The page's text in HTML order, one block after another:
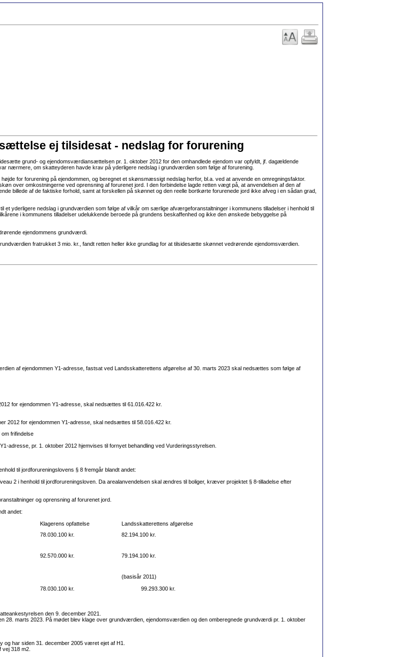
ej tilsidesat - nedslag for forurening
grund- og ejendomsværdiansættelsen pr. 1. oktober 2012 for den omhandlede ejendom var opfyldt, jf. dagældende
nærmere, om skatteyderen havde krav på yderligere nedslag i grundværdien som følge af forurening.
for forurening på ejendommen, og beregnet et skønsmæssigt nedslag herfor, bl.a. ved at anvende en omregningsfaktor.
over omkostningerne ved oprensning af forurenet jord. I den forbindelse lagde retten vægt på, at anvendelsen af den af
billede af de faktiske forhold, samt at forskellen på skønnet og den reelle bortkørte forurenede jord ikke afveg i en sådan grad,
yderligere nedslag i grundværdien som følge af vilkår om særlige afværgeforanstaltninger i kommunens tilladelser i henhold til
i kommunens tilladelser udelukkende beroede på grundens beskaffenhed og ikke den ønskede bebyggelse på
ejendommens grundværdi.
fratrukket 3 mio. kr., fandt retten heller ikke grundlag for at tilsidesætte skønnet vedrørende ejendomsværdien.
af ejendommen Y1-adresse, fastsat ved Landsskatterettens afgørelse af 30. marts 2023 skal nedsættes som følge af
for ejendommen Y1-adresse, skal nedsættes til 61.016.422 kr.
2012 for ejendommen Y1-adresse, skal nedsættes til 58.016.422 kr.
om frifindelse
pr. 1. oktober 2012 hjemvises til fornyet behandling ved Vurderingsstyrelsen.
til jordforureningslovens § 8 fremgår blandt andet:
2 i henhold til jordforureningsloven. Da arealanvendelsen skal ændres til boliger, kræver projektet § 8-tilladelse efter
og oprensning af forurenet jord.
andet:
Klagerens opfattelse
Landsskatterettens afgørelse
78.030.100 kr. 82.194.100 kr.
92.570.000 kr. 79.194.100 kr.
(basisår 2011)
78.030.100 kr. 99.293.300 kr.
den 9. december 2021.
marts 2023. På mødet blev klage over grundværdien, ejendomsværdien og den omberegnede grundværdi pr. 1. oktober
har siden 31. december 2005 været ejet af H1.
318 m2.